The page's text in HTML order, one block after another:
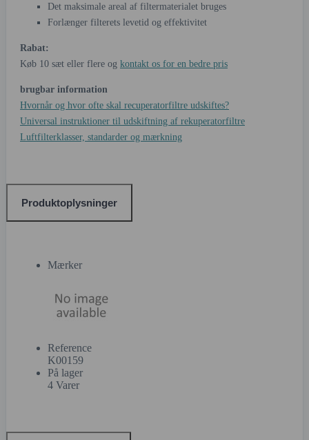
Det maksimale areal af filtermaterialet bruges
Forlænger filterets levetid og effektivitet
Rabat:
Køb 10 sæt eller flere og kontakt os for en bedre pris
brugbar information
Hvornår og hvor ofte skal recuperatorfiltre udskiftes?
Universal instruktioner til udskiftning af rekuperatorfiltre
Luftfilterklasser, standarder og mærkning
Produktoplysninger
Mærker
Reference
K00159
På lager
4 Varer